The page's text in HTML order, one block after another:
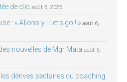
de clic août 6, 2026
: « Allons-y ! Let’s go ! » août 6,
nouvelles de Mgr Mata août 6,
dérives sectaires du coaching